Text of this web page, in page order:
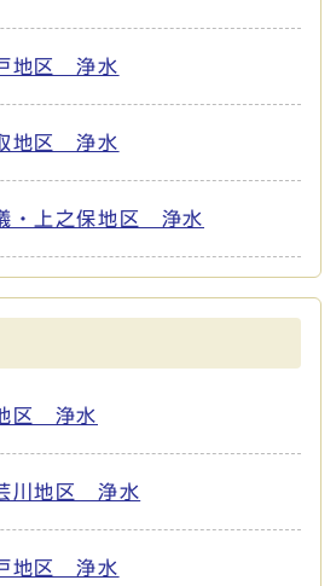
地区 浄水
地区 浄水
・上之保地区 浄水
区 浄水
川地区 浄水
地区 浄水